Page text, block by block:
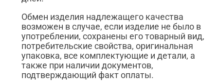
Обмен изделия надлежащего качества
возможен в случае, если изделие не было в
употреблении, сохранены его товарный вид,
потребительские свойства, оригинальная
упаковка, все комплектующие и детали, а
также при наличии документов,
подтверждающий факт оплаты.